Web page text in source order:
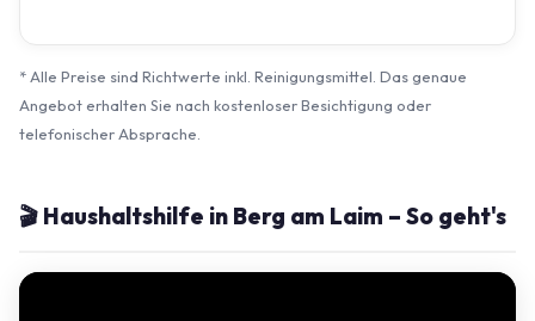
* Alle Preise sind Richtwerte inkl. Reinigungsmittel. Das genaue
Angebot erhalten Sie nach kostenloser Besichtigung oder
telefonischer Absprache.
🎬 Haushaltshilfe in Berg am Laim – So geht's